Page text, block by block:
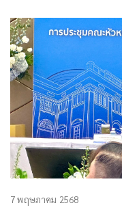
7 พฤษภาคม 2568